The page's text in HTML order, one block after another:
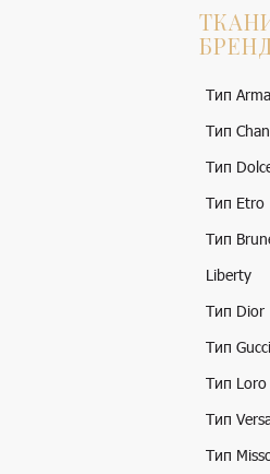
Тип
Тип
Тип
Тип Etro
Тип
Liberty
Тип Dior
Тип Gucci
Тип Loro
Тип
Тип